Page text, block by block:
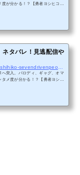
が分かる！？【勇者ヨシヒコと
はU-NEXTで配信中で全シリーズ
っています。U...
ネタバレ！見逃配信や
へ突入。パロディ、ギャグ、オマ
メ度が分かる！？【勇者ヨシヒ
U-NEXT「３１日間無料トライア
聴できます。...